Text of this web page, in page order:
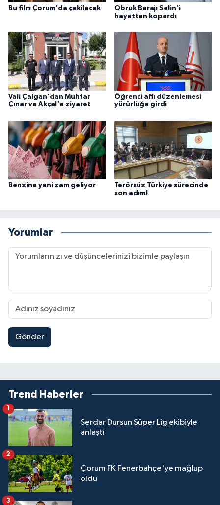
Bu film Çorum'da çekilecek
Obruk Barajı Selin'i
hayattan kopardı
Vali Çalgan'dan Muhtar
Çınar ve Akçal'a ziyaret
Öğrenci affı düzenlemesi
yürürlüğe girdi
Benzine yeni zam geliyor
Terörsüz Türkiye sürecinde
son adım!
Yorumlar
Gönder
Trend Haberler
Serdar Dursun Süper Lig ekibiyle
anlaştı
1
Çorum FK Fenerbahçe'ye mağlup
oldu
2
3